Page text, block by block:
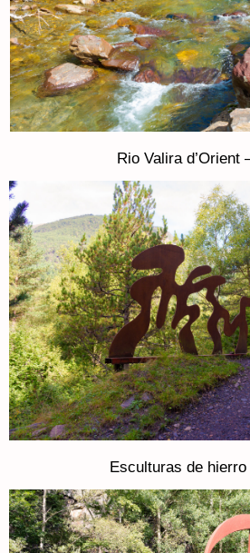
Rio Valira d’Orient
Esculturas de hierro